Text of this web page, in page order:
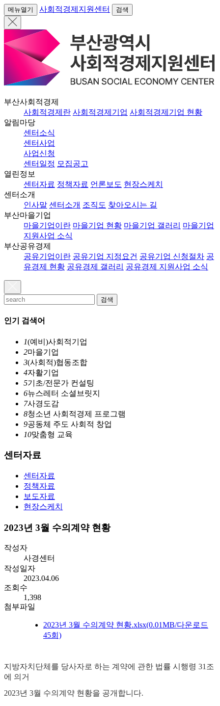
메뉴열기 사회적경제지원센터 검색
부산사회적경제
사회적경제란 사회적경제기업 사회적경제기업 현황
알림마당
센터소식
센터사업
사업신청
센터일정 모집공고
열린정보
센터자료 정책자료 언론보도 현장스케치
센터소개
인사말 센터소개 조직도 찾아오시는 길
부산마을기업
마을기업이란 마을기업 현황 마을기업 갤러리 마을기업
지원사업 소식
부산공유경제
공유기업이란 공유기업 지정요건 공유기업 신청절차 공
유경제 현황 공유경제 갤러리 공유경제 지원사업 소식
검색
인기 검색어
1(예비)사회적기업
2마을기업
3(사회적)협동조합
4자활기업
5기초/전문가 컨설팅
6뉴스레터 소셜브릿지
7사경도감
8청소년 사회적경제 프로그램
9공동체 주도 사회적 창업
10맞춤형 교육
센터자료
센터자료
정책자료
보도자료
현장스케치
2023년 3월 수의계약 현황
작성자
사경센터
작성일자
2023.04.06
조회수
1,398
첨부파일
2023년 3월 수의계약 현황.xlsx(0.01MB/다운로드
45회)
지방자치단체를 당사자로 하는 계약에 관한 법률 시행령 31조
에 의거
2023년 3월 수의계약 현황을 공개합니다.